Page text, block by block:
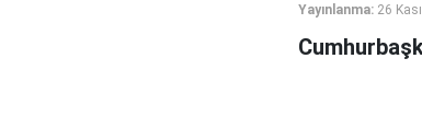
Yayınlanma: 26